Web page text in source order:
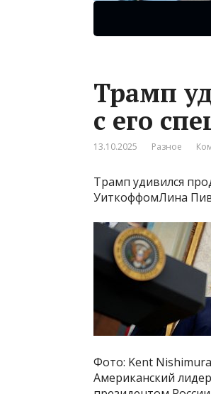
Трамп
с его
13.10.2025 Разное
Трамп удивился
УиткоффомЛина
Фото: Kent
Американский